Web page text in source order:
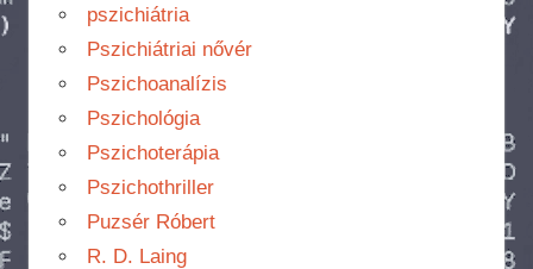
pszichiátria
Pszichiátriai nővér
Pszichoanalízis
Pszichológia
Pszichoterápia
Pszichothriller
Puzsér Róbert
R. D. Laing